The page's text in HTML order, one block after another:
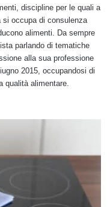
discipline per le quali a
occupa di consulenza
alimenti. Da sempre
parlando di tematiche
alla sua professione
2015, occupandosi di
qualità alimentare.